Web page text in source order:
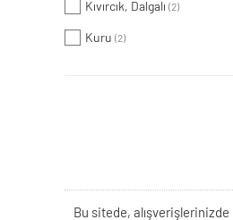
Kıvırcık, Dalgalı (2)
Kuru (2)
Bu sitede,